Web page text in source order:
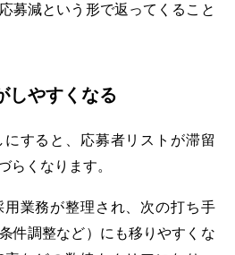
募減という形で返ってくること
しやすくなる
すると、応募者リストが滞留
らくなります。
業務が整理され、次の打ち手
件調整など）にも移りやすくな